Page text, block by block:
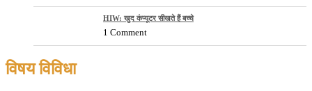
HIW: खुद कंप्यूटर सीखते हैं बच्चे
1 Comment
विषय विविधा